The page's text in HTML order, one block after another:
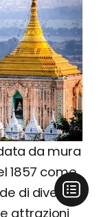
da mura
1857 come
di diverse
attrazioni